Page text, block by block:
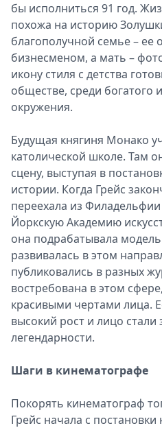
бы исполниться 91 год.
похожа на историю
благополучной семье –
бизнесменом, а мать –
икону стиля с детства
обществе, среди богатого
окружения.
Будущая княгиня Монако
католической школе. Там
сцену, выступая в
истории. Когда Грейс
переехала из
Йоркскую Академию
она подрабатывала
развивалась в этом
публиковались в разных
востребована в этом
красивыми чертами лица.
высокий рост и лицо стали
легендарности.
Шаги в кинематографе
Покорять кинематограф
Грейс начала с